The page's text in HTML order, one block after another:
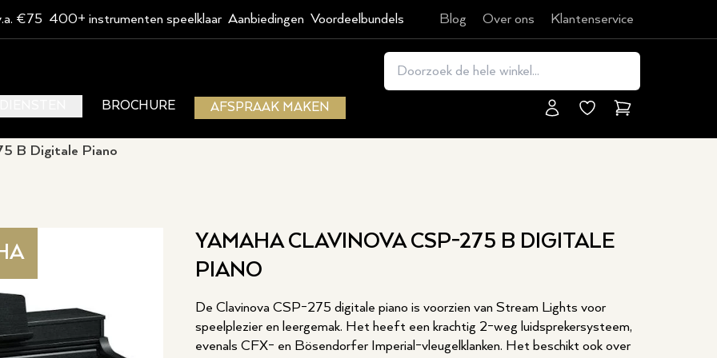
€75 400+ instrumenten speelklaar Aanbiedingen Voordeelbundels Blog Over ons Klantenservice
BROCHURE AFSPRAAK MAKEN Winkelmand
B Digitale Piano
YAMAHA CLAVINOVA CSP-275 B DIGITALE
PIANO
De Clavinova CSP-275 digitale piano is voorzien van Stream Lights voor
speelplezier en leergemak. Het heeft een krachtig 2-weg luidsprekersysteem,
evenals CFX- en Bösendorfer Imperial-vleugelklanken. Het beschikt ook over